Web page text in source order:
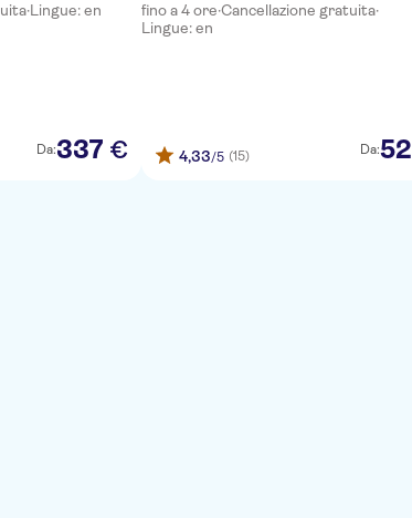
·Lingue: en
Da:337 €
fino a 4 ore·Cancellazione gratuita·
Lingue: en
4,33/5 (15) Da:52